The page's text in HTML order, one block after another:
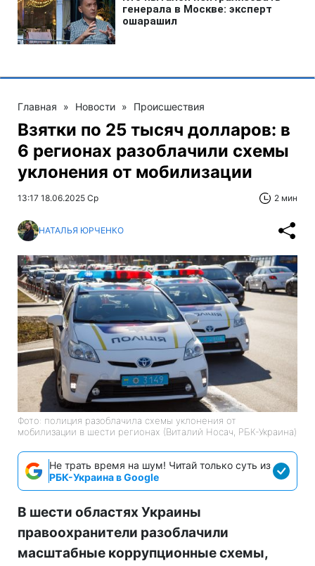
Главная » Новости » Происшествия
Взятки по 25 тысяч долларов: в
6 регионах разоблачили схемы
уклонения от мобилизации
13:17 18.06.2025 Ср 2 мин
НАТАЛЬЯ ЮРЧЕНКО
Фото: полиция разоблачила схемы уклонения от
мобилизации в шести регионах (Виталий Носач, РБК-Украина)
Не трать время на шум! Читай только суть из
РБК-Украина в Google
В шести областях Украины
правоохранители разоблачили
масштабные коррупционные схемы,